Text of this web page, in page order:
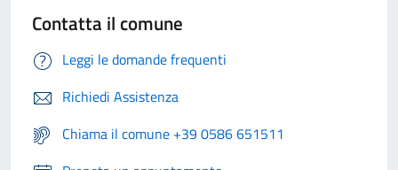
Contatta il comune
Leggi le domande frequenti
Richiedi Assistenza
Chiama il comune +39 0586 651511